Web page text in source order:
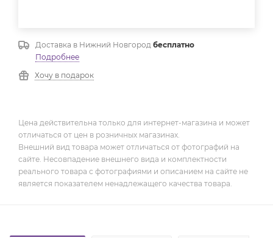
Доставка в Нижний Новгород бесплатно
Подробнее
Хочу в подарок
Цена действительна только для интернет-магазина и может
отличаться от цен в розничных магазинах.
Внешний вид товара может отличаться от фотографий на
сайте. Несовпадение внешнего вида и комплектности
реального товара с фотографиями и описанием на сайте не
является показателем ненадлежащего качества товара.